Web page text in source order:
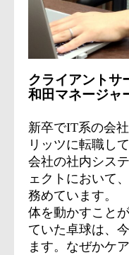
クライアントサ
和田マネージャ
新卒でIT系の会
リッツに転職し
会社の社内シス
ェクトにおいて
務めています。
体を動かすこと
ていた卓球は、
ます。なぜかケ